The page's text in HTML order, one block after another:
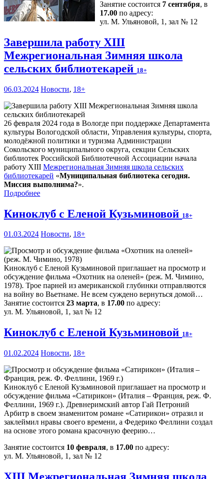
Занятие состоится 7 сентября, в
17.00 по адресу:
ул. М. Ульяновой, 1, зал № 12
Завершила работу XIII
Межрегиональная Зимняя школа
сельских библиотекарей 18+
06.03.2024 Новости, 18+
26 февраля 2024 года в Вологде при поддержке Департамента
культуры Вологодской области, Управления культуры, спорта,
молодёжной политики и туризма Администрации
Сокольского муниципального округа, секции Сельских
библиотек Российской Библиотечной Ассоциации начала
работу XIII Межрегиональная Зимняя школа сельских
библиотекарей «Муниципальная библиотека сегодня.
Миссия выполнима?».
Подробнее
Киноклуб с Еленой Кузьминовой 18+
01.03.2024 Новости, 18+
Киноклуб с Еленой Кузьминовой приглашает на просмотр и
обсуждение фильма «Охотник на оленей» (реж. М. Чимино,
1978). Трое парней из американской глубинки отправляются
на войну во Вьетнаме. Не всем суждено вернуться домой…
Занятие состоится 23 марта, в 17.00 по адресу:
ул. М. Ульяновой, 1, зал № 12
Киноклуб с Еленой Кузьминовой 18+
01.02.2024 Новости, 18+
Киноклуб с Еленой Кузьминовой приглашает на просмотр и
обсуждение фильма «Сатирикон» (Италия – Франция, реж. Ф.
Феллини, 1969 г.). Древнеримский автор Гай Петроний
Арбитр в своем знаменитом романе «Сатирикон» отразил и
заклеймил нравы своего времени, а Федерико Феллини создал
на основе этого романа красочную феерию…
Занятие состоится 10 февраля, в 17.00 по адресу:
ул. М. Ульяновой, 1, зал № 12